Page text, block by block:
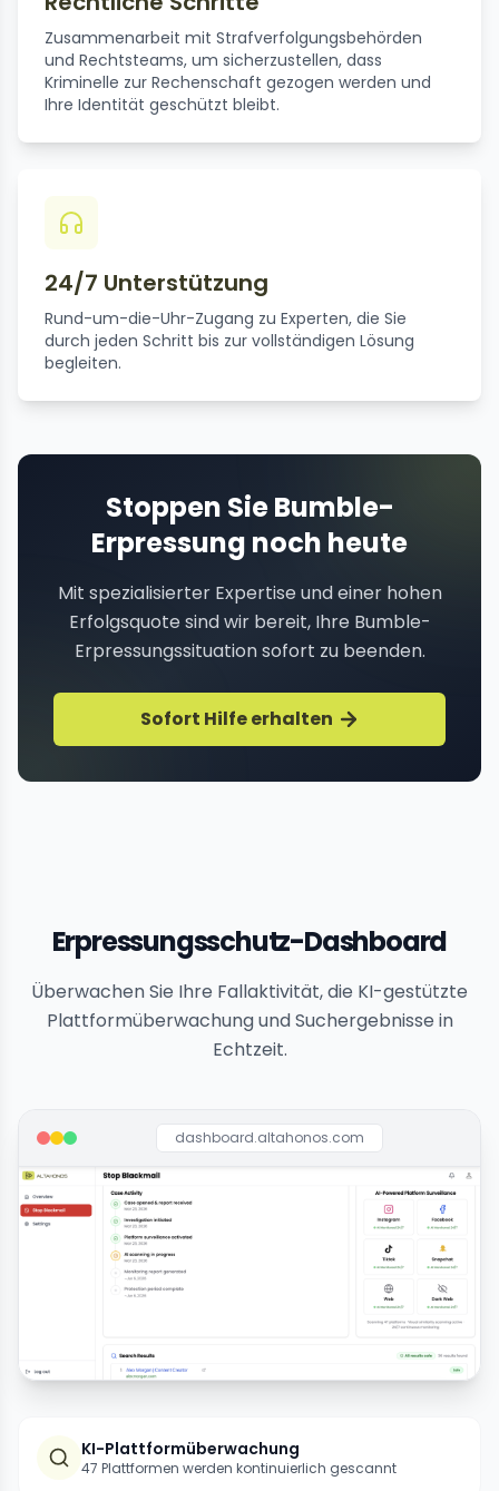
Zusammenarbeit mit Strafverfolgungsbehörden
und Rechtsteams, um sicherzustellen, dass
Kriminelle zur Rechenschaft gezogen werden und
Ihre Identität geschützt bleibt.
24/7 Unterstützung
Rund-um-die-Uhr-Zugang zu Experten, die Sie
durch jeden Schritt bis zur vollständigen Lösung
begleiten.
Stoppen Sie Bumble-
Erpressung noch heute
Mit spezialisierter Expertise und einer hohen
Erfolgsquote sind wir bereit, Ihre Bumble-
Erpressungssituation sofort zu beenden.
Sofort Hilfe erhalten
Erpressungsschutz-Dashboard
Überwachen Sie Ihre Fallaktivität, die KI-gestützte
Plattformüberwachung und Suchergebnisse in
Echtzeit.
dashboard.altahonos.com
KI-Plattformüberwachung
47 Plattformen werden kontinuierlich gescannt